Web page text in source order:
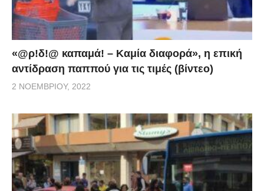
«@ρ!δ!@ καπαμά! – Καμία διαφορά», η επική
αντίδραση παππού για τις τιμές (βίντεο)
2 ΝΟΕΜΒΡΊΟΥ, 2022